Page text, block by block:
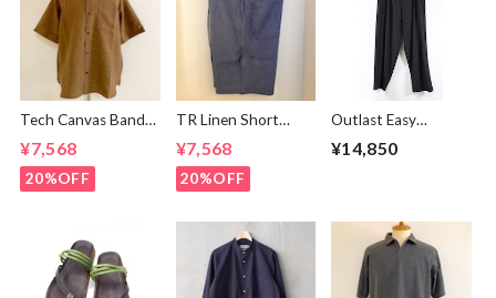
Tech Canvas Band
Collar S/S Shirts
Brown
¥7,568
20%OFF
TR Linen Short
Pants Blue
¥7,568
20%OFF
Outlast Easy
Pants Black
¥14,850